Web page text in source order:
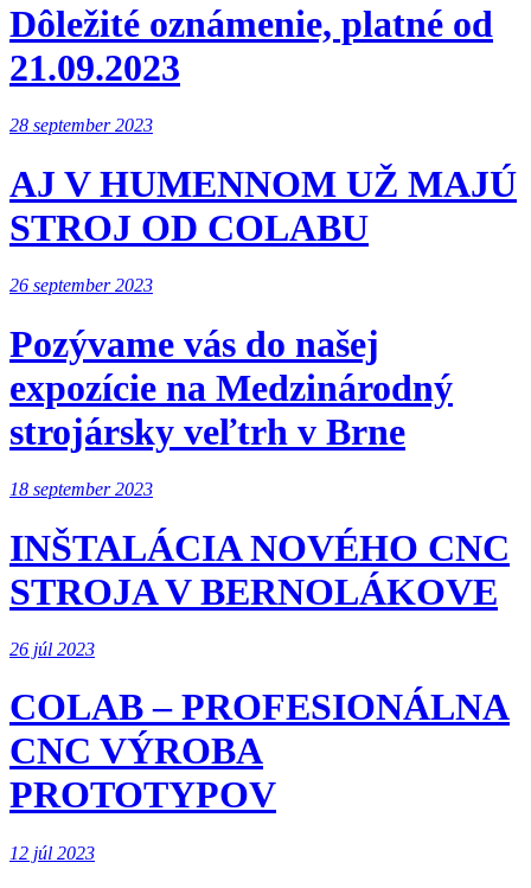
Dôležité oznámenie, platné od
21.09.2023
28 september 2023
AJ V HUMENNOM UŽ MAJÚ
STROJ OD COLABU
26 september 2023
Pozývame vás do našej
expozície na Medzinárodný
strojársky veľtrh v Brne
18 september 2023
INŠTALÁCIA NOVÉHO CNC
STROJA V BERNOLÁKOVE
26 júl 2023
COLAB – PROFESIONÁLNA
CNC VÝROBA
PROTOTYPOV
12 júl 2023